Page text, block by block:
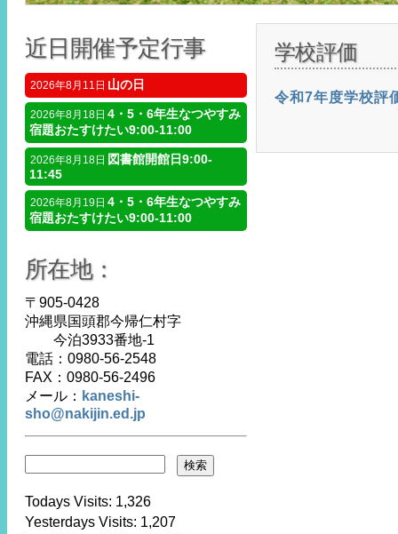
学校評価
令和7年度学校評
近日開催予定行事
2026年8月11日 山の日
2026年8月18日 4・5・6年生なつやすみ
宿題おたすけたい9:00-11:00
2026年8月18日 図書館開館日9:00-
11:45
2026年8月19日 4・5・6年生なつやすみ
宿題おたすけたい9:00-11:00
所在地：
〒905-0428
沖縄県国頭郡今帰仁村字
今泊3933番地-1
電話：0980-56-2548
FAX：0980-56-2496
メール： kaneshi-
sho@nakijin.ed.jp
Todays Visits: 1,326
Yesterdays Visits: 1,207